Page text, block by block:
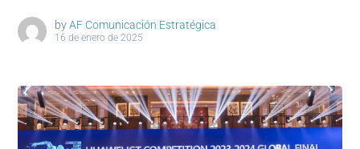
by AF Comunicación Estratégica
16 de enero de 2025